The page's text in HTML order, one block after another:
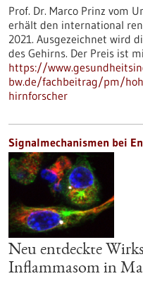
Prof. Dr. Marco Prinz vom
erhält den international
2021. Ausgezeichnet wird
des Gehirns. Der Preis ist
https://
bw.de/fachbeitrag/pm/
hirnforscher
Signalmechanismen bei
Neu entdeckte
Inflammasom in